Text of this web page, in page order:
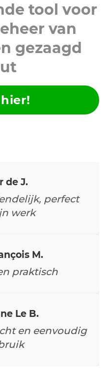
tool voor
van
gezaagd
Inc.
apps
Geen van
ook maar in de
M.